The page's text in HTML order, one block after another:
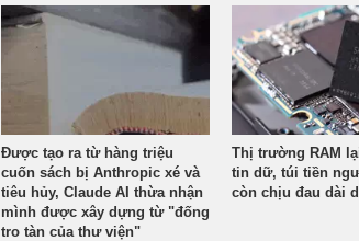
Được tạo ra từ hàng triệu
cuốn sách bị Anthropic xé và
tiêu hủy, Claude AI thừa nhận
mình được xây dựng từ "đống
tro tàn của thư viện"
Thị trường RAM
tin dữ, túi tiền
còn chịu đau dài